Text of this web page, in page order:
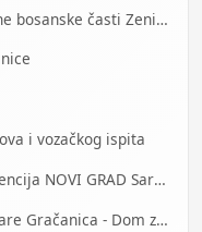
Udruženje veterana bh rata i odbrane bosanske časti Zenica
i vozačkog ispita
Centrotours - Putnička-Turistička Agencija NOVI GRAD Sarajevo
Starački dom Gračanica - Dom za stare Gračanica - Dom za stara lica Gračanica